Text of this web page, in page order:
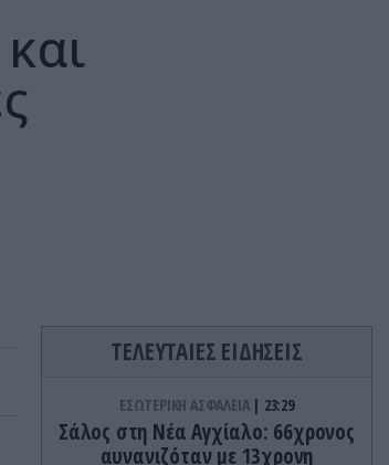
ΤΕΛΕΥΤΑΙΕΣ ΕΙΔΗΣΕΙΣ
ΕΣΩΤΕΡΙΚΗ ΑΣΦΑΛΕΙΑ 23:29
Σάλος στη Νέα Αγχίαλο: 66χρονος
αυνανιζόταν με 13χρονη